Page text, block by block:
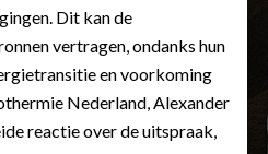
Dit kan de
vertragen, ondanks hun
en voorkoming
Nederland, Alexander
reactie over de uitspraak,